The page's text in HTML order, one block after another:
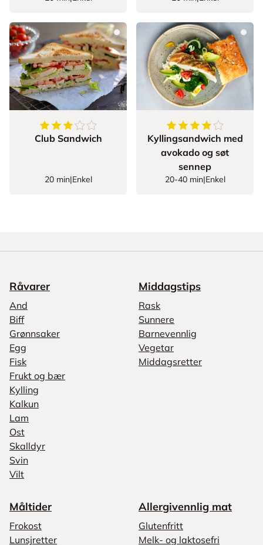
3.45av5stjerner
Club Sandwich
20 min|Enkel
4.333333333333333
Kyllingsandwich med
avokado og søt
sennep
20-40 min|Enkel
Råvarer
And
Biff
Grønnsaker
Egg
Fisk
Frukt og bær
Kylling
Kalkun
Lam
Ost
Skalldyr
Svin
Vilt
Middagstips
Rask
Sunnere
Barnevennlig
Vegetar
Middagsretter
Måltider
Frokost
Lunsjretter
Allergivennlig mat
Glutenfritt
Melk- og laktosefri